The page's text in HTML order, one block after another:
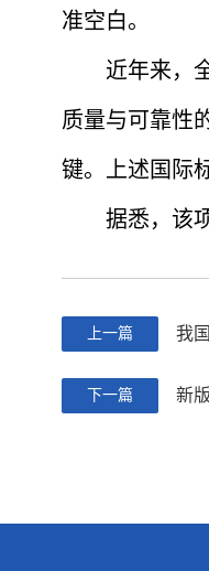
准空白。
近年来，全
质量与可靠性
键。上述国际
据悉，该项
上一篇 我
下一篇 新